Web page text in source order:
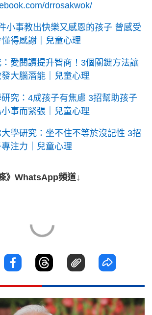
drrosakwok/
小事教出快樂又感恩的孩子 曾感受
懂得感謝｜兒童心理
愛閱讀提升智商！3個關鍵方法讓
大腦潛能｜兒童心理
究：4成孩子有焦慮 3招幫助孩子
事而緊張｜兒童心理
學研究：坐不住不等於沒記性 3招
注力｜兒童心理
》WhatsApp頻道↓